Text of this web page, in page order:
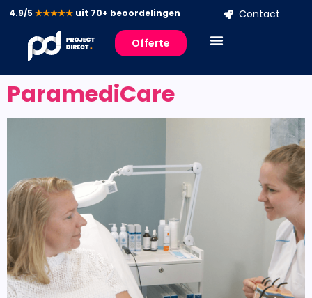
4.9/5 ★★★★★ uit 70+ beoordelingen Contact
Offerte
ParamediCare